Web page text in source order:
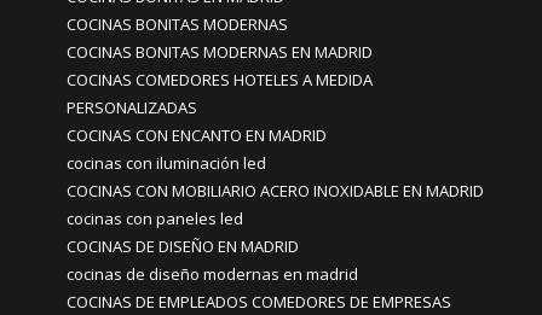
COCINAS BONITAS MODERNAS
COCINAS BONITAS MODERNAS EN MADRID
COCINAS COMEDORES HOTELES A MEDIDA
PERSONALIZADAS
COCINAS CON ENCANTO EN MADRID
cocinas con iluminación led
COCINAS CON MOBILIARIO ACERO INOXIDABLE EN MADRID
cocinas con paneles led
COCINAS DE DISEÑO EN MADRID
cocinas de diseño modernas en madrid
COCINAS DE EMPLEADOS COMEDORES DE EMPRESAS